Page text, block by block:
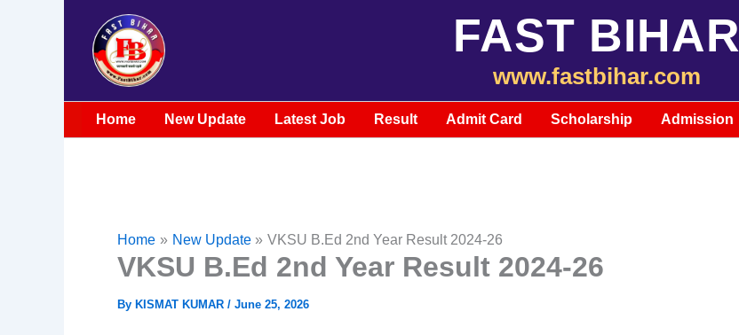
FAST BIHAR
www.fastbihar.com
Home New Update Latest Job Result Admit Card Scholarship Admission
Home New Update VKSU B.Ed 2nd Year Result 2024-26
VKSU B.Ed 2nd Year Result 2024-26
By KISMAT KUMAR / June 25, 2026